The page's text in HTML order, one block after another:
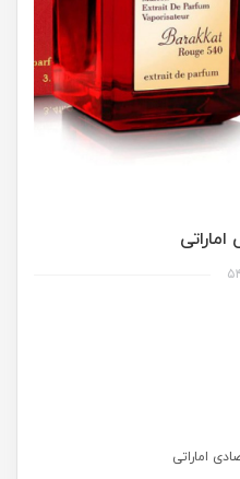
اماراتی